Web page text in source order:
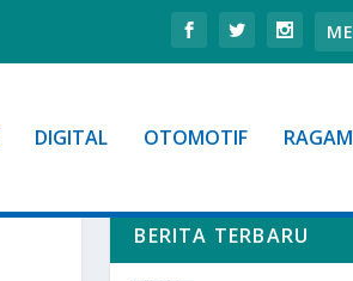
DIGITAL OTOMOTIF RAGAM
BERITA TERBARU